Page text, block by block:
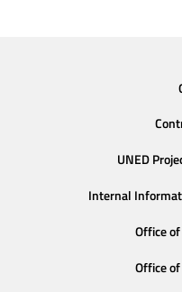
UNED
Internal
Office
Office